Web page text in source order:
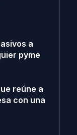
a
pyme
reúne a
con una